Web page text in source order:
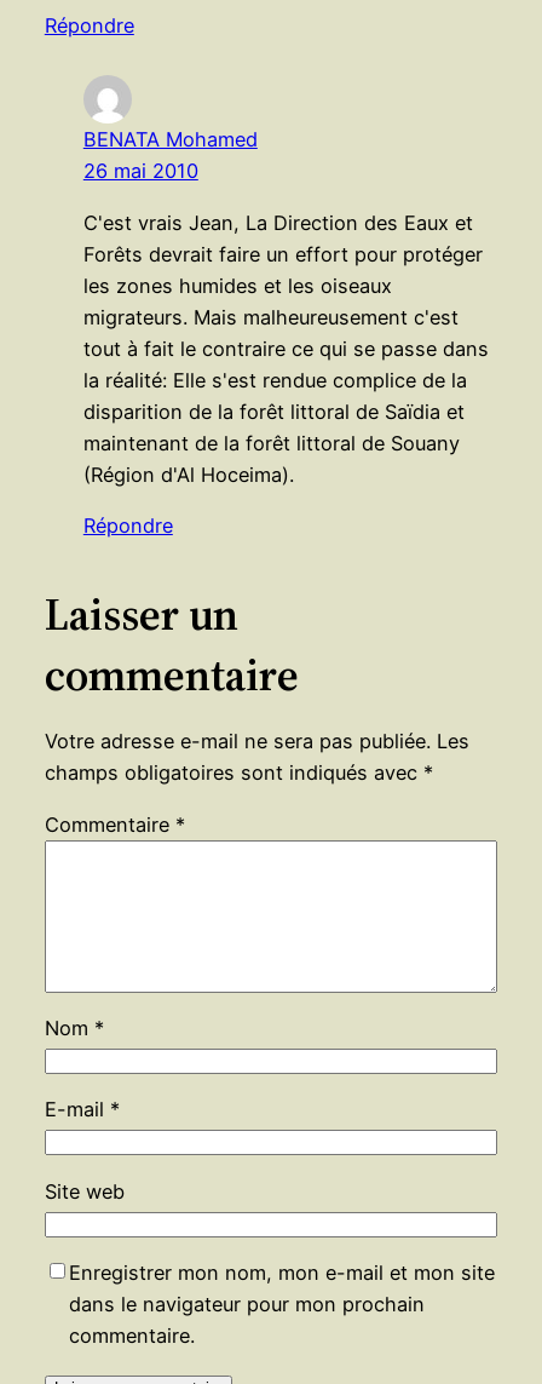
Répondre
BENATA Mohamed
26 mai 2010
C'est vrais Jean, La Direction des Eaux et
Forêts devrait faire un effort pour protéger
les zones humides et les oiseaux
migrateurs. Mais malheureusement c'est
tout à fait le contraire ce qui se passe dans
la réalité: Elle s'est rendue complice de la
disparition de la forêt littoral de Saïdia et
maintenant de la forêt littoral de Souany
(Région d'Al Hoceima).
Répondre
Laisser un
commentaire
Votre adresse e-mail ne sera pas publiée. Les
champs obligatoires sont indiqués avec *
Commentaire *
Nom *
E-mail *
Site web
Enregistrer mon nom, mon e-mail et mon site
dans le navigateur pour mon prochain
commentaire.